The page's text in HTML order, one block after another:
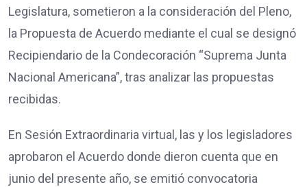
Legislatura, sometieron a la consideración del Pleno,
la Propuesta de Acuerdo mediante el cual se designó
Recipiendario de la Condecoración “Suprema Junta
Nacional Americana”, tras analizar las propuestas
recibidas.
En Sesión Extraordinaria virtual, las y los legisladores
aprobaron el Acuerdo donde dieron cuenta que en
junio del presente año, se emitió convocatoria